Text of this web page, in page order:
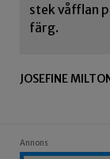
stek våfflan
färg.
JOSEFINE
Annons